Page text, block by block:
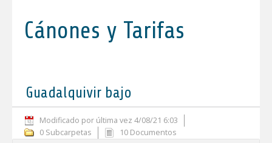
Cánones y Tarifas
Guadalquivir bajo
Modificado por última vez 4/08/21 6:03
0 Subcarpetas
10 Documentos